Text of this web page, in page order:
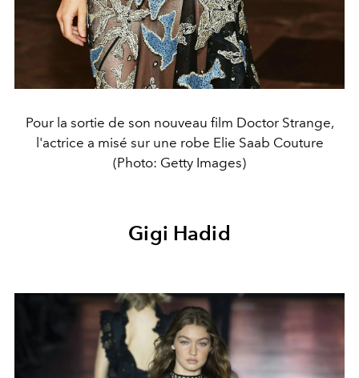
Pour la sortie de son nouveau film Doctor Strange,
l'actrice a misé sur une robe Elie Saab Couture
(Photo: Getty Images)
Gigi Hadid